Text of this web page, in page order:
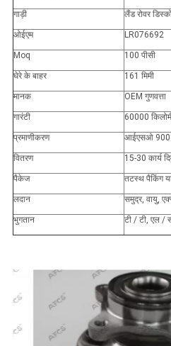
गाड़ी लैंड रोवर
ओईएम LR076692
Moq 100 पीसी
घेरे के बाहर 161 मिमी
मानक OEM गुणवत्ता
गारंटी 60000
प्रमाणीकरण आईएसओ
वितरण 15-30 कार्य
पैकेज तटस्थ पैकिंग
लदान समुद्र, वायु,
भुगतान टी / टी, एल /